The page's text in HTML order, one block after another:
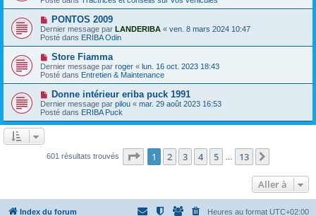
g
e
m
e
s
a
g
e
v
e
a
u
m
e
s
s
a
g
e
N
o
u
v
e
a
u
m
e
s
a
g
e
PONTOS 2009
Dernier message par LANDERIBA « ven. 8 mars 2024 10:47
Posté dans ERIBA Odin
N
o
u
v
e
a
u
m
e
g
Store Fiamma
Dernier message par roger « lun. 16 oct. 2023 18:43
Posté dans Entretien & Maintenance
N
o
u
v
e
m
e
Donne intérieur eriba puck 1991
Dernier message par pilou « mar. 29 août 2023 16:53
Posté dans ERIBA Puck
601 résultats trouvés Page 1sur13
1 2 3 4 5 13
Aller à
Index du forum Heures au format UTC+02:00